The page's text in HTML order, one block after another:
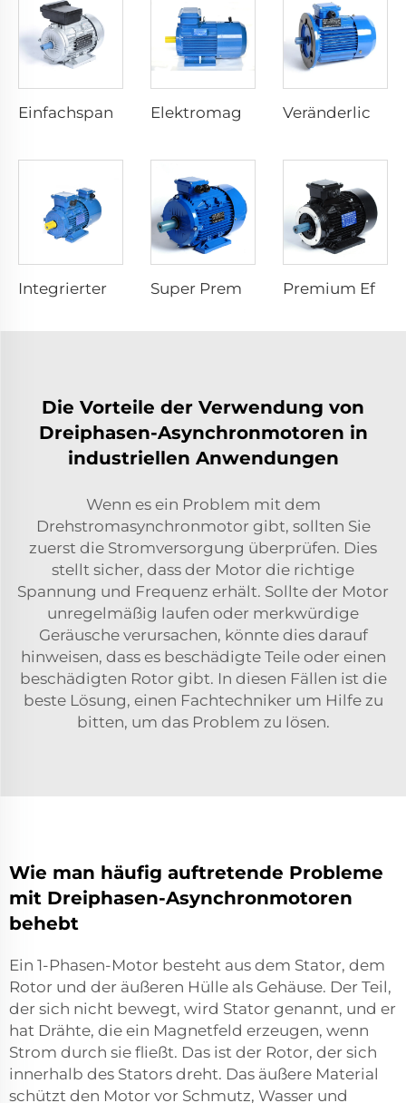
Premium Effizienz Asynchron-Elektromotor
Die Vorteile der Verwendung von
Dreiphasen-Asynchronmotoren in
industriellen Anwendungen
Wenn es ein Problem mit dem
Drehstromasynchronmotor gibt, sollten Sie
zuerst die Stromversorgung überprüfen. Dies
stellt sicher, dass der Motor die richtige
Spannung und Frequenz erhält. Sollte der Motor
unregelmäßig laufen oder merkwürdige
Geräusche verursachen, könnte dies darauf
hinweisen, dass es beschädigte Teile oder einen
beschädigten Rotor gibt. In diesen Fällen ist die
beste Lösung, einen Fachtechniker um Hilfe zu
bitten, um das Problem zu lösen.
Wie man häufig auftretende Probleme
mit Dreiphasen-Asynchronmotoren
behebt
Ein 1-Phasen-Motor besteht aus dem Stator, dem
Rotor und der äußeren Hülle als Gehäuse. Der Teil,
der sich nicht bewegt, wird Stator genannt, und er
hat Drähte, die ein Magnetfeld erzeugen, wenn
Strom durch sie fließt. Das ist der Rotor, der sich
innerhalb des Stators dreht. Das äußere Material
schützt den Motor vor Schmutz, Wasser und